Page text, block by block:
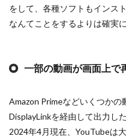
をして、各種ソフトもインス
なんてことをするよりは確実
一部の動画が画面上で
Amazon Primeなどいくつかの
DisplayLinkを経由して出力し
2024年4月現在、YouTubeは大